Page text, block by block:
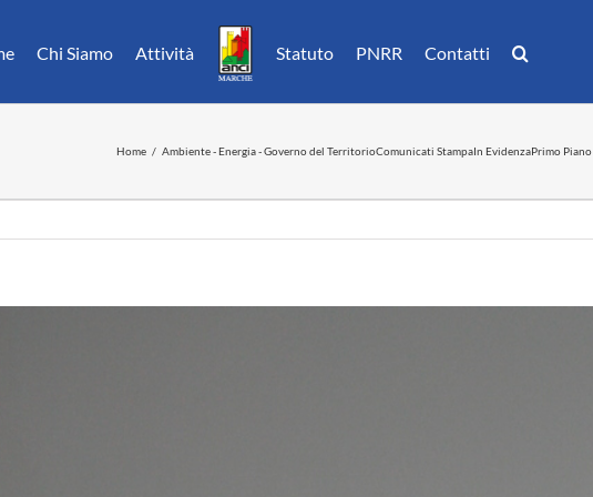
Chi Siamo Attività Statuto PNRR Contatti
Home Ambiente - Energia - Governo del TerritorioComunicati StampaIn EvidenzaPrimo Piano